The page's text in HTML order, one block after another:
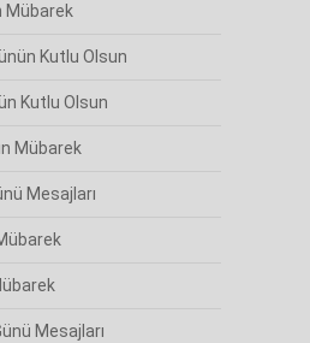
Mübarek
Kutlu Olsun
Kutlu Olsun
Mübarek
Mesajları
Mesajları